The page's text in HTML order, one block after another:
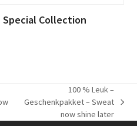
Special Collection
next
post:
100 % Leuk –
Geschenkpakket – Sweat
now shine later